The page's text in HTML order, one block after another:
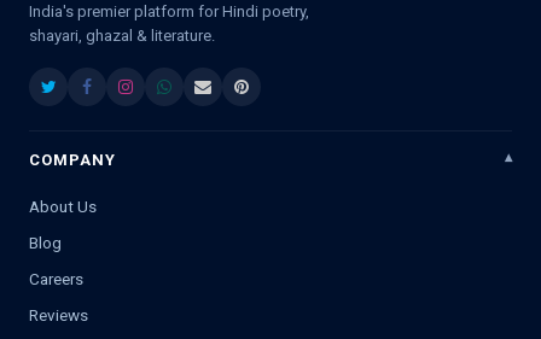
India's premier platform for Hindi poetry,
shayari, ghazal & literature.
COMPANY
About Us
Blog
Careers
Reviews